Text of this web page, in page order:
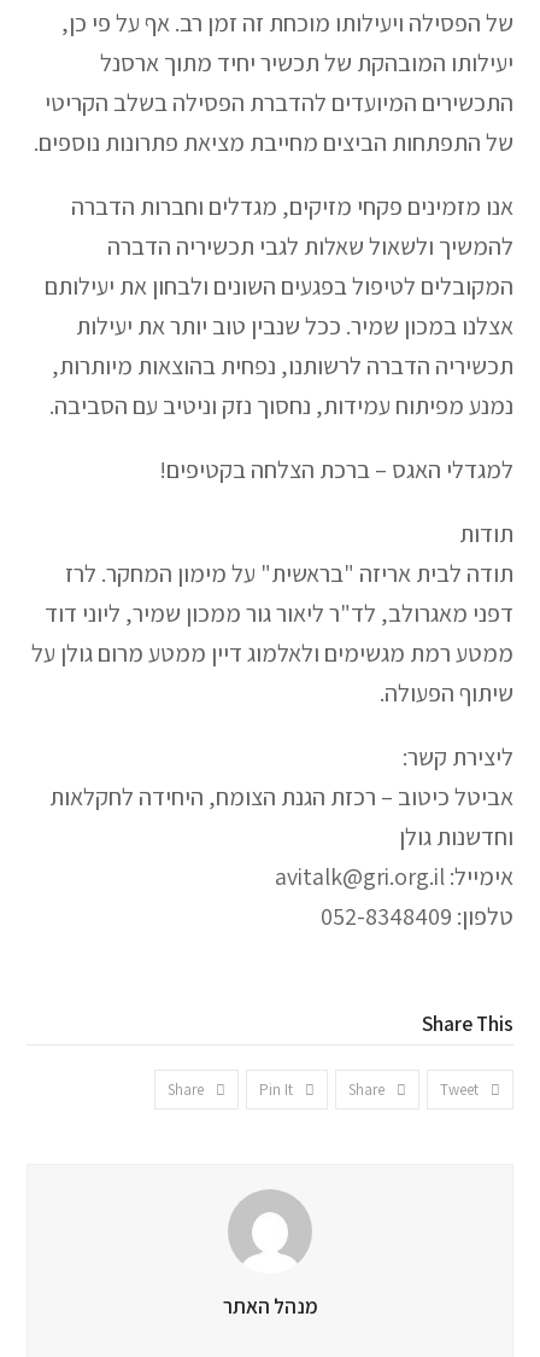
של הפסילה ויעילותו מוכחת זה זמן רב. אף על פי כן,
יעילותו המובהקת של תכשיר יחיד מתוך ארסנל
התכשירים המיועדים להדברת הפסילה בשלב הקריטי
של התפתחות הביצים מחייבת מציאת פתרונות נוספים.
אנו מזמינים פקחי מזיקים, מגדלים וחברות הדברה
להמשיך ולשאול שאלות לגבי תכשיריה הדברה
המקובלים לטיפול בפגעים השונים ולבחון את יעילותם
אצלנו במכון שמיר. ככל שנבין טוב יותר את יעילות
תכשיריה הדברה לרשותנו, נפחית בהוצאות מיותרות,
נמנע מפיתוח עמידות, נחסוך נזק וניטיב עם הסביבה.
למגדלי האגס – ברכת הצלחה בקטיפים!
תודות
תודה לבית אריזה "בראשית" על מימון המחקר. לרז
דפני מאגרולב, לד"ר ליאור גור ממכון שמיר, ליוני דוד
ממטע רמת מגשימים ולאלמוג דיין ממטע מרום גולן על
שיתוף הפעולה.
ליצירת קשר:
אביטל כיטוב – רכזת הגנת הצומח, היחידה לחקלאות
וחדשנות גולן
אימייל: avitalk@gri.org.il
טלפון: 052-8348409
Share This
Tweet
Share
Pin It
Share
מנהל האתר